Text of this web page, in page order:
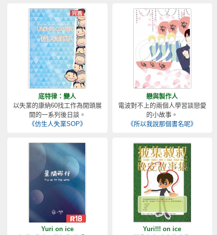
底特律：變人
以失業的康納60找工作為開頭展
開的一系列後日談。
《仿生人失業SOP》
戀與製作人
電波對不上的兩個人學習談戀愛
的小故事。
《所以我說那個書名呢》
Yuri on ice
Yuri!!! on ice